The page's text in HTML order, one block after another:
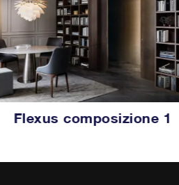
Flexus composizione 1